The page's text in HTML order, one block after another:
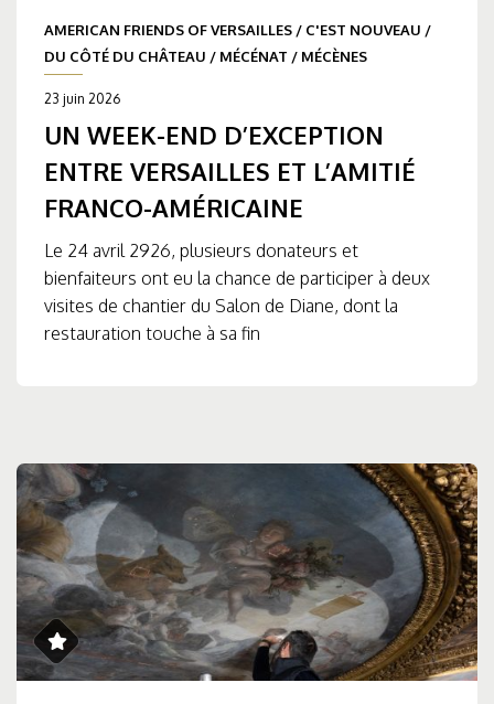
AMERICAN FRIENDS OF VERSAILLES / C'EST NOUVEAU /
DU CÔTÉ DU CHÂTEAU / MÉCÉNAT / MÉCÈNES
23 juin 2026
UN WEEK-END D’EXCEPTION
ENTRE VERSAILLES ET L’AMITIÉ
FRANCO-AMÉRICAINE
Le 24 avril 2926, plusieurs donateurs et
bienfaiteurs ont eu la chance de participer à deux
visites de chantier du Salon de Diane, dont la
restauration touche à sa fin